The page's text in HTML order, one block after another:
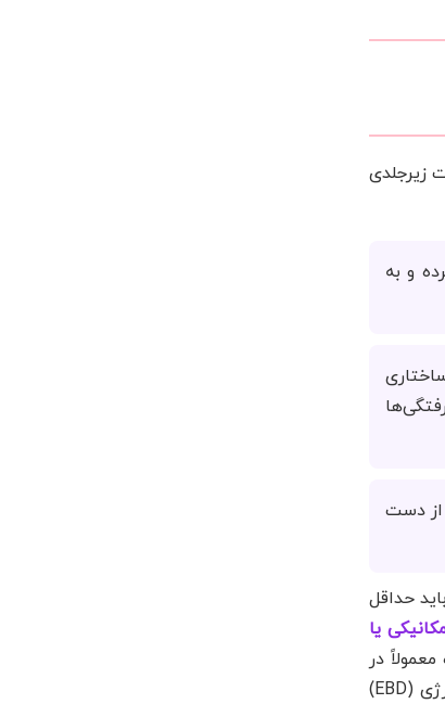
زیرجلدی
و به
از دست
حداقل
یا
در
لایه ساب‌سیژن (بین درم و فاسیای عضلانی) و با استفاده از متریال‌های بایواستیمولاتور یا دستگاه‌های مبتنی بر انرژی (EBD)